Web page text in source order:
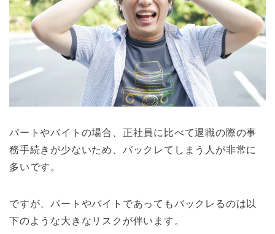
パートやバイトの場合、正社員に比べて退職の際の事
務手続きが少ないため、バックレてしまう人が非常に
多いです。
ですが、パートやバイトであってもバックレるのは以
下のような大きなリスクが伴います。